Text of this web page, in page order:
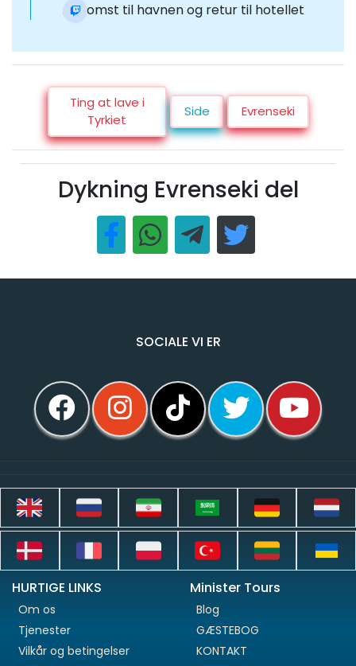
Ankomst til havnen og retur til hotellet
Ting at lave i
Tyrkiet
Side Evrenseki
Dykning Evrenseki del
SOCIALE VI ER
HURTIGE LINKS
Om os
Tjenester
Vilkår og betingelser
Minister Tours
Blog
GÆSTEBOG
KONTAKT